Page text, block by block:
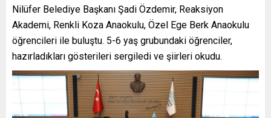
Nilüfer Belediye Başkanı Şadi Özdemir, Reaksiyon
Akademi, Renkli Koza Anaokulu, Özel Ege Berk Anaokulu
öğrencileri ile buluştu. 5-6 yaş grubundaki öğrenciler,
hazırladıkları gösterileri sergiledi ve şiirleri okudu.